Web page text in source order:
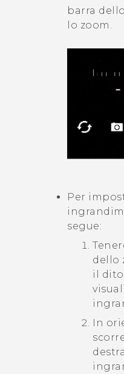
barra
lo zoom.
Per
segue:
dello
il
In